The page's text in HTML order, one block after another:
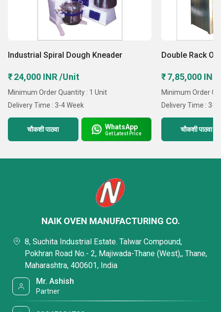
Industrial Spiral Dough Kneader
₹ 24,000 INR /Unit
Minimum Order Quantity : 1 Unit
Delivery Time : 3-4 Week
चौकशी पाठवा WhatsApp
Get Latest Price
Double Rack
₹ 7,85,000
Minimum Order
Delivery Time : 3-4
चौकशी पाठवा
NAIK OVEN MANUFACTURING CO.
8, Suchita Industrial Estate. Talwar Compound,
Pokhran Road No.- 2, Majiwada-Thane (West),, Thane,
Maharashtra, 400601, India
Mr. Ashish
Partner